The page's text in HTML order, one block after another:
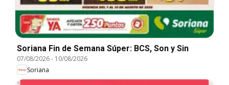
Soriana Fin de Semana Súper: BCS, Son y Sin
07/08/2026- 10/08/2026
Soriana